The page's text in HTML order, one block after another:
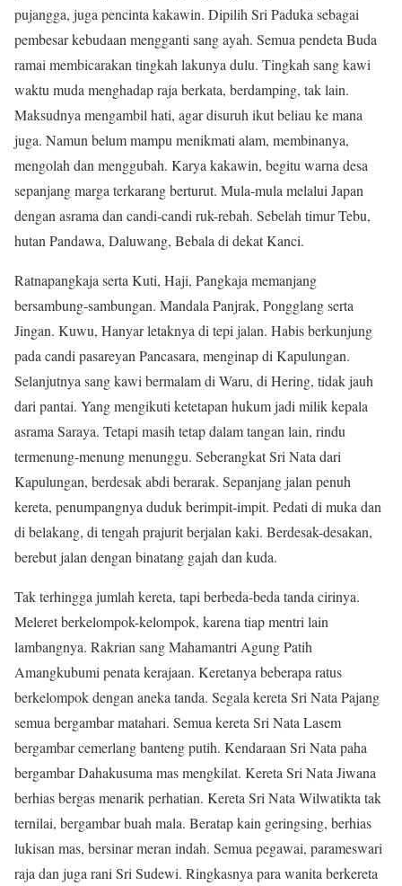
pujangga, juga pencinta kakawin. Dipilih Sri Paduka sebagai
pembesar kebudaan mengganti sang ayah. Semua pendeta Buda
ramai membicarakan tingkah lakunya dulu. Tingkah sang kawi
waktu muda menghadap raja berkata, berdamping, tak lain.
Maksudnya mengambil hati, agar disuruh ikut beliau ke mana
juga. Namun belum mampu menikmati alam, membinanya,
mengolah dan menggubah. Karya kakawin, begitu warna desa
sepanjang marga terkarang berturut. Mula-mula melalui Japan
dengan asrama dan candi-candi ruk-rebah. Sebelah timur Tebu,
hutan Pandawa, Daluwang, Bebala di dekat Kanci.
Ratnapangkaja serta Kuti, Haji, Pangkaja memanjang
bersambung-sambungan. Mandala Panjrak, Pongglang serta
Jingan. Kuwu, Hanyar letaknya di tepi jalan. Habis berkunjung
pada candi pasareyan Pancasara, menginap di Kapulungan.
Selanjutnya sang kawi bermalam di Waru, di Hering, tidak jauh
dari pantai. Yang mengikuti ketetapan hukum jadi milik kepala
asrama Saraya. Tetapi masih tetap dalam tangan lain, rindu
termenung-menung menunggu. Seberangkat Sri Nata dari
Kapulungan, berdesak abdi berarak. Sepanjang jalan penuh
kereta, penumpangnya duduk berimpit-impit. Pedati di muka dan
di belakang, di tengah prajurit berjalan kaki. Berdesak-desakan,
berebut jalan dengan binatang gajah dan kuda.
Tak terhingga jumlah kereta, tapi berbeda-beda tanda cirinya.
Meleret berkelompok-kelompok, karena tiap mentri lain
lambangnya. Rakrian sang Mahamantri Agung Patih
Amangkubumi penata kerajaan. Keretanya beberapa ratus
berkelompok dengan aneka tanda. Segala kereta Sri Nata Pajang
semua bergambar matahari. Semua kereta Sri Nata Lasem
bergambar cemerlang banteng putih. Kendaraan Sri Nata paha
bergambar Dahakusuma mas mengkilat. Kereta Sri Nata Jiwana
berhias bergas menarik perhatian. Kereta Sri Nata Wilwatikta tak
ternilai, bergambar buah mala. Beratap kain geringsing, berhias
lukisan mas, bersinar meran indah. Semua pegawai, parameswari
raja dan juga rani Sri Sudewi. Ringkasnya para wanita berkereta